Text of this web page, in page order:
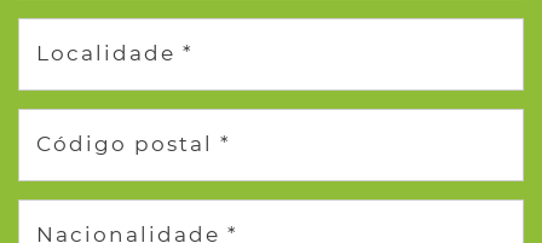
Localidade *
Código postal *
Nacionalidade *